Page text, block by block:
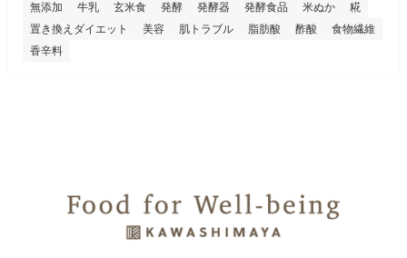
無添加
牛乳 玄米食 発酵 発酵器 発酵食品 米ぬか
糀
置き換えダイエット
美容 肌トラブル 脂肪酸 酢酸
食物繊維
香辛料